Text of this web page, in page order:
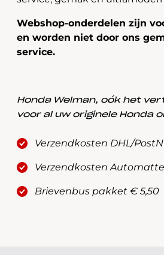
Webshop-onderdelen zijn
en worden niet door ons
service.
Honda Welman, oók het
voor al uw originele Honda
Verzendkosten DHL/
Verzendkosten
Brievenbus pakket € 5,50